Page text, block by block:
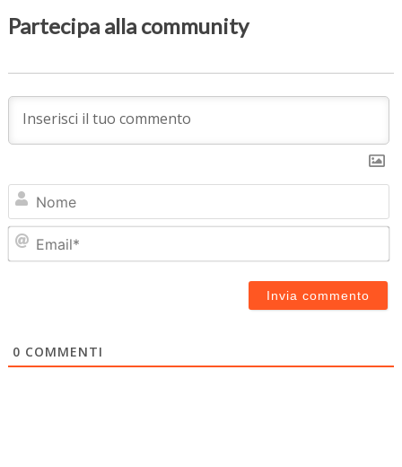
Partecipa alla community
0 COMMENTI